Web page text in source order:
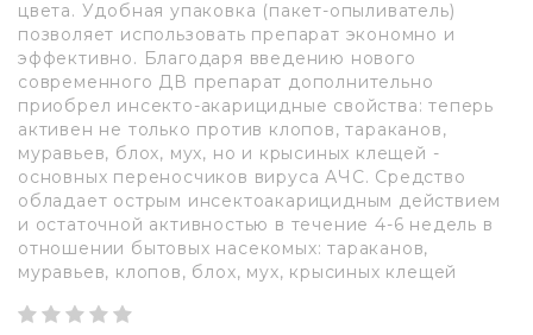
цвета. Удобная упаковка (пакет-опыливатель)
позволяет использовать препарат экономно и
эффективно. Благодаря введению нового
современного ДВ препарат дополнительно
приобрел инсекто-акарицидные свойства: теперь
активен не только против клопов, тараканов,
муравьев, блох, мух, но и крысиных клещей -
основных переносчиков вируса АЧС. Средство
обладает острым инсектоакарицидным действием
и остаточной активностью в течение 4-6 недель в
отношении бытовых насекомых: тараканов,
муравьев, клопов, блох, мух, крысиных клещей